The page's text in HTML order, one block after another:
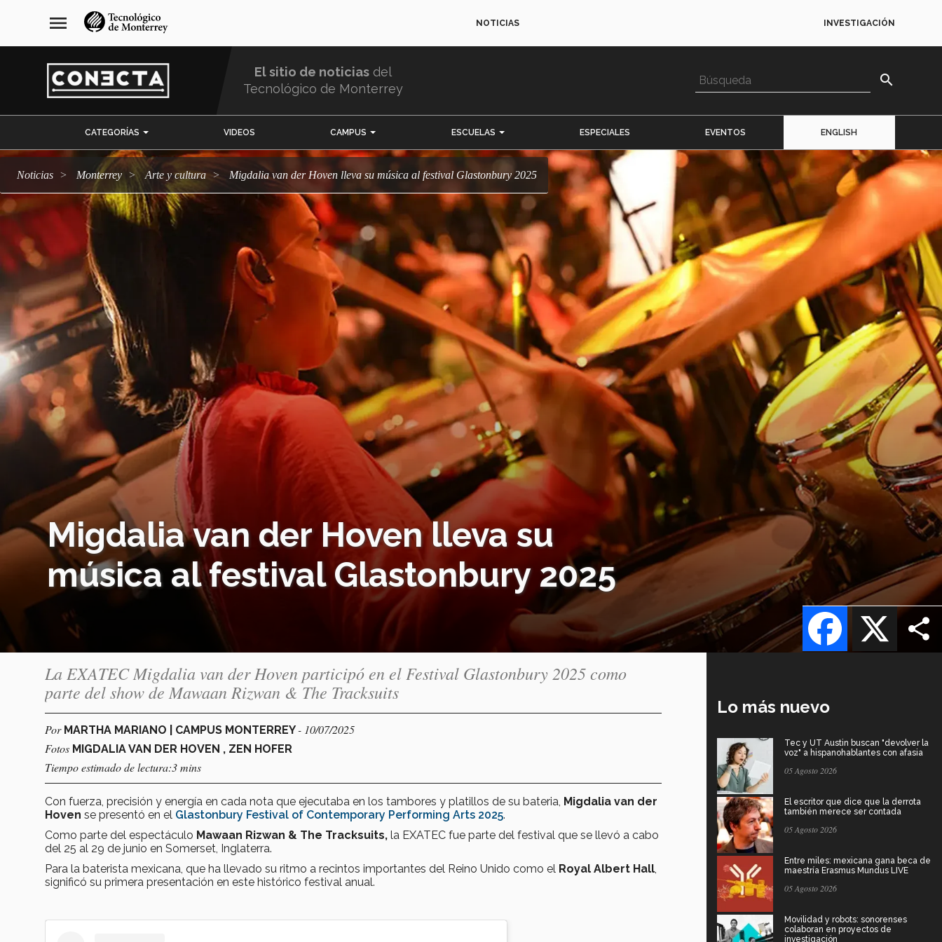
navegación
principal
menu NOTICIAS INVESTIGACIÓN
El sitio de noticias del
Tecnológico de Monterrey
search
CATEGORÍAS VIDEOS CAMPUS ESCUELAS ESPECIALES EVENTOS ENGLISH
Noticias Monterrey arte y cultura Migdalia van der Hoven lleva su música al festival Glastonbury 2025
Migdalia van der Hoven lleva su
música al festival Glastonbury 2025
X
Facebook
La EXATEC Migdalia van der Hoven participó en el Festival Glastonbury 2025 como
parte del show de Mawaan Rizwan & The Tracksuits
Por MARTHA MARIANO | CAMPUS MONTERREY- 10/07/2025
Fotos MIGDALIA VAN DER HOVEN , ZEN HOFER
Tiempo estimado de lectura:3 mins
Con fuerza, precisión y energía en cada nota que ejecutaba en los tambores y platillos de su bateria, Migdalia van der
Hoven se presentó en el Glastonbury Festival of Contemporary Performing Arts 2025.
Como parte del espectáculo Mawaan Rizwan & The Tracksuits, la EXATEC fue parte del festival que se llevó a cabo
del 25 al 29 de junio en Somerset, Inglaterra.
Para la baterista mexicana, que ha llevado su ritmo a recintos importantes del Reino Unido como el Royal Albert Hall
significó su primera presentación en este histórico festival anual.
Lo más nuevo
Tec y UT Austin buscan "devolver la
voz" a hispanohablantes con afasia
05 Agosto 2026
El escritor que dice que la derrota
también merece ser contada
05 Agosto 2026
Entre miles: mexicana gana beca de
maestría Erasmus Mundus LIVE
05 Agosto 2026
Movilidad y robots: sonorenses
colaboran en proyectos de
investigación